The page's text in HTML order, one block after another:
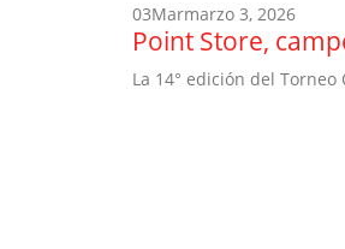
03Marmarzo 3, 2026
Point Store,
La 14° edición del